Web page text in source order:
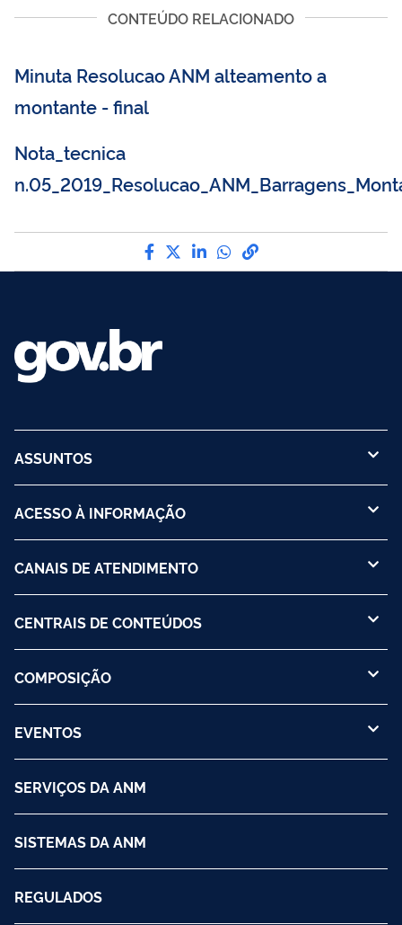
CONTEÚDO RELACIONADO
Minuta Resolucao ANM alteamento a
montante - final
Nota_tecnica
Compartilhe por Facebook
Compartilhe por Twitter
Compartilhe por
Compartilhe por
link para Copiar
ASSUNTOS
ACESSO À INFORMAÇÃO
CANAIS DE ATENDIMENTO
CENTRAIS DE CONTEÚDOS
COMPOSIÇÃO
EVENTOS
SERVIÇOS DA ANM
SISTEMAS DA ANM
REGULADOS